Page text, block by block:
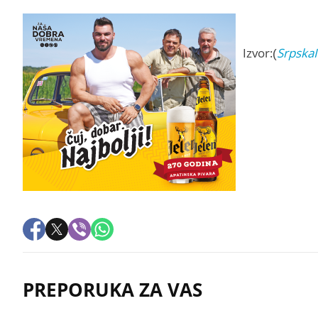
Izvor:(
PREPORUKA ZA VAS